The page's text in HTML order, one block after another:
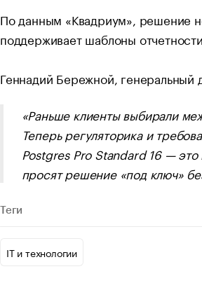
По данным «Квадриум», решение
поддерживает шаблоны
Геннадий Бережной, генеральный
«Раньше клиенты выбирали
Теперь регуляторика и
Postgres Pro Standard 16 —
просят решение «под ключ»
Теги
IT и технологии